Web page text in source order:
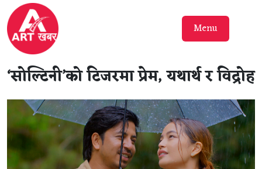
Menu
‘सोल्टिनी’को टिजरमा प्रेम, यथार्थ र विद्रोह